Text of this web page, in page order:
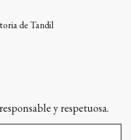
de Tandil
y respetuosa.